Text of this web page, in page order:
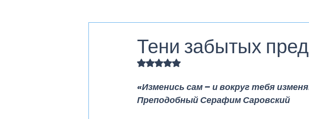
Рассказы Статьи
Тени забытых
Оценка: не число из 5 звезд.
«Изменись сам – и вокруг тебя
Преподобный Серафим Саровский